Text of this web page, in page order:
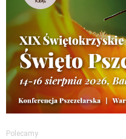
Polecamy